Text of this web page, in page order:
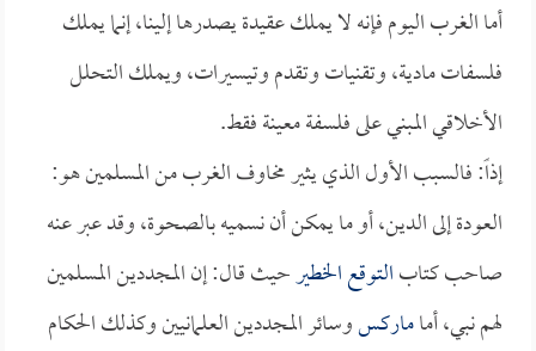
أما الغرب اليوم فإنه لا يملك عقيدة يصدرها إلينا، إنما يملك
فلسفات مادية، وتقنيات وتقدم وتيسيرات، ويملك التحلل
الأخلاقي المبني على فلسفة معينة فقط.
إذاً: فالسبب الأول الذي يثير مخاوف الغرب من المسلمين هو:
العودة إلى الدين، أو ما يمكن أن نسميه بالصحوة، وقد عبر عنه
صاحب كتابالتوقع الخطيرحيث قال: إن المجددين المسلمين
لهم نبي، أماماركسوسائر المجددين العلمانيين وكذلك الحكام